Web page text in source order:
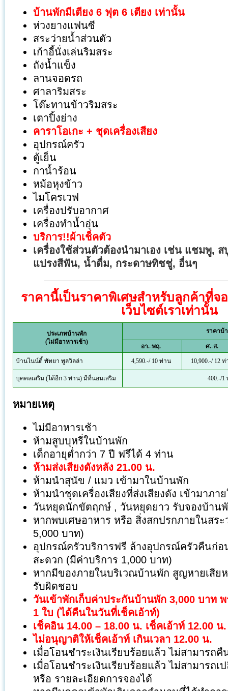
บ้านพักมีเตียง 6 ฟุต 6 เตียง เท่านั้น
ห่วงยางแฟนซี
สระว่ายน้ำส่วนตัว
เก้าอี้นั่งเล่นริมสระ
ถังน้ำแข็ง
ลานจอดรถ
ศาลาริมสระ
โต๊ะทานข้าวริมสระ
เตาปิ้งย่าง
คาราโอเกะ + ชุดเครื่องเสียง
อุปกรณ์ครัว
ตู้เย็น
กาน้ำร้อน
หม้อหุงข้าว
ไมโครเวฟ
เครื่องปรับอากาศ
เครื่องทำน้ำอุ่น
บริการ!!ผ้าเช็คตัว
เครื่องใช้ส่วนตัวต้องนำมาเอง เช่น แชมพู,
แปรงสีฟัน, น้ำดื่ม, กระดาษทิชชู่, อื่นๆ
ราคานี้เป็นราคาพิเศษสำหรับลูกค้าที่จ
เว็บไซต์เราเท่านั้น
ประเภทบ้านพัก
(ไม่มีอาหารเช้า)
ราคาบ้
อา.-พฤ. ศ.-ส.
บ้านไนน์ตี้ พัทยา พูลวิลล่า 4,590.-/ 10 ท่าน 10,900.-/ 12
บุคคลเสริม (ได้อีก 3 ท่าน) มีที่นอนเสริม 400.-/1
หมายเหตุ
ไม่มีอาหารเช้า
ห้ามสูบบุหรี่ในบ้านพัก
เด็กอายุต่ำกว่า 7 ปี ฟรีได้ 4 ท่าน
ห้ามส่งเสียงดังหลัง 21.00 น.
ห้ามนำสุนัข / แมว เข้ามาในบ้านพัก
ห้ามนำชุดเครื่องเสียงที่ส่งเสียงดัง เข้ามาภ
วันหยุดนักขัตฤกษ์ , วันหยุดยาว รับจองบ้าน
หากพบเศษอาหาร หรือ สิ่งสกปรกภายในสร
5,000 บาท)
อุปกรณ์ครัวบริการฟรี ล้างอุปกรณ์ครัวคืนก่อ
สะดวก (มีค่าบริการ 1,000 บาท)
หากมีของภายในบริเวณบ้านพัก สูญหายเสีย
รับผิดชอบ
วันเข้าพักเก็บค่าประกันบ้านพัก 3,000 บาท
1 ใบ (ได้คืนในวันที่เช็คเอ้าท์)
เช็คอิน 14.00 – 18.00 น. เช็คเอ้าท์ 12.00 น.
ไม่อนุญาติให้เช็คเอ้าท์ เกินเวลา 12.00 น.
เมื่อโอนชำระเงินเรียบร้อยแล้ว ไม่สามารถคื
เมื่อโอนชำระเงินเรียบร้อยแล้ว ไม่สามารถเ
หรือ รายละเอียดการจองได้